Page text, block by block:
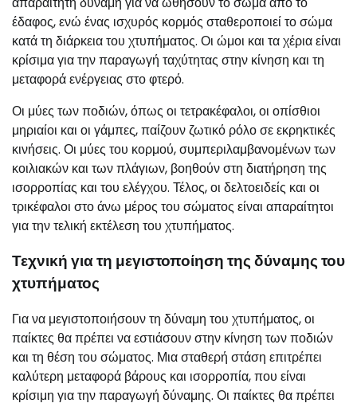
έδαφος, ενώ ένας ισχυρός κορμός σταθεροποιεί το σώμα
κατά τη διάρκεια του χτυπήματος. Οι ώμοι και τα χέρια είναι
κρίσιμα για την παραγωγή ταχύτητας στην κίνηση και τη
μεταφορά ενέργειας στο φτερό.
Οι μύες των ποδιών, όπως οι τετρακέφαλοι, οι οπίσθιοι
μηριαίοι και οι γάμπες, παίζουν ζωτικό ρόλο σε εκρηκτικές
κινήσεις. Οι μύες του κορμού, συμπεριλαμβανομένων των
κοιλιακών και των πλάγιων, βοηθούν στη διατήρηση της
ισορροπίας και του ελέγχου. Τέλος, οι δελτοειδείς και οι
τρικέφαλοι στο άνω μέρος του σώματος είναι απαραίτητοι
για την τελική εκτέλεση του χτυπήματος.
Τεχνική για τη μεγιστοποίηση της δύναμης του
χτυπήματος
Για να μεγιστοποιήσουν τη δύναμη του χτυπήματος, οι
παίκτες θα πρέπει να εστιάσουν στην κίνηση των ποδιών
και τη θέση του σώματος. Μια σταθερή στάση επιτρέπει
καλύτερη μεταφορά βάρους και ισορροπία, που είναι
κρίσιμη για την παραγωγή δύναμης. Οι παίκτες θα πρέπει